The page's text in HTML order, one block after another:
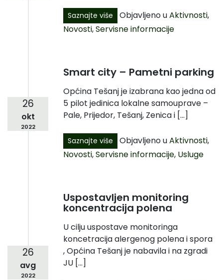
Saznajte više Objavljeno uAktivnosti,
Novosti,Servisne informacije
26
okt
2022
Smart city – Pametni parking
Općina Tešanj je izabrana kao jedna od
5 pilot jedinica lokalne samouprave –
Pale, Prijedor, Tešanj, Zenica i […]
Saznajte više Objavljeno uAktivnosti,
Novosti,Servisne informacije, Usluge
26
avg
2022
Uspostavljen monitoring
koncentracija polena
U cilju uspostave monitoringa
koncetracija alergenog polena i spora
, Općina Tešanj je nabavila i na zgradi
JU […]